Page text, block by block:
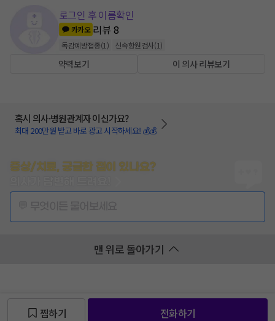
로그인 후 이름확인
카카오 리뷰8
독감예방접종(1 ) 신속항원검사(1)
약력보기 이 의사 리뷰보기
혹시 의사·병원관계자 이신가요?
최대 200만원 받고 바로 광고 시작하세요! 💰💰
증상/치료, 궁금한 점이 있나요?
맨 위로 돌아가기
찜하기 전화하기